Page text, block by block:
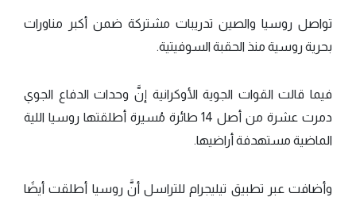
تواصل روسيا والصين تدريبات مشتركة ضمن أكبر مناورات
بحرية روسية منذ الحقبة السوفيتية.
فيما قالت القوات الجوية الأوكرانية إنَّ وحدات الدفاع الجوي
دمرت عشرة من أصل 14 طائرة مُسيرة أطلقتها روسيا اللية
الماضية مستهدفة أراضيها.
وأضافت عبر تطبيق تيليجرام للتراسل أنَّ روسيا أطلقت أيضًا